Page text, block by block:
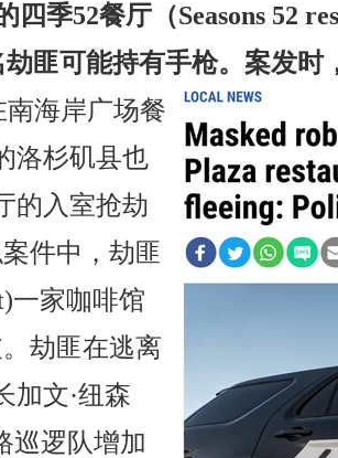
四季52餐厅（Seasons 52
匪可能持有手枪。案发时
南海岸广场餐
洛杉矶县也
的入室抢劫
件中，劫匪
一家咖啡馆
劫匪在逃离
加文·纽森
巡逻队增加